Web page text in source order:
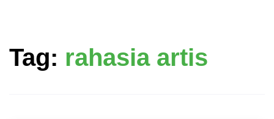
Tag: rahasia artis